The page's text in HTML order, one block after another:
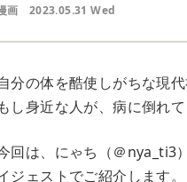
画 2023.05.31 Wed
分の体を酷使しがちな現代
もし身近な人が、病に倒れ
回は、にゃち（＠nya_ti3
ジェストでご紹介します。